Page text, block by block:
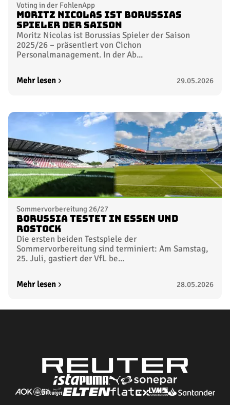
Voting in der FohlenApp
Moritz Nicolas ist Borussias
Spieler der Saison
Moritz Nicolas ist Borussias Spieler der Saison
2025/26 – präsentiert von Cichon
Personalmanagement. In der Ab...
Mehr lesen 29.05.2026
Sommervorbereitung 26/27
Borussia testet in Essen und
Rostock
Die ersten beiden Testspiele der
Sommervorbereitung sind terminiert: Am Samstag,
25. Juli, gastiert der VfL be...
Mehr lesen 28.05.2026